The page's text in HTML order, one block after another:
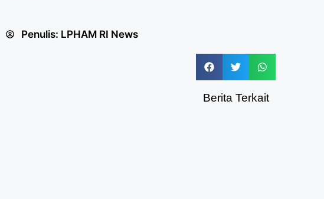
Penulis: LPHAM RI News
Berita Terkait